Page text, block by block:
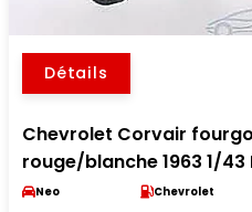
Détails
Chevrolet Corvair
rouge/blanche 1963 1/43
Neo Chevrolet